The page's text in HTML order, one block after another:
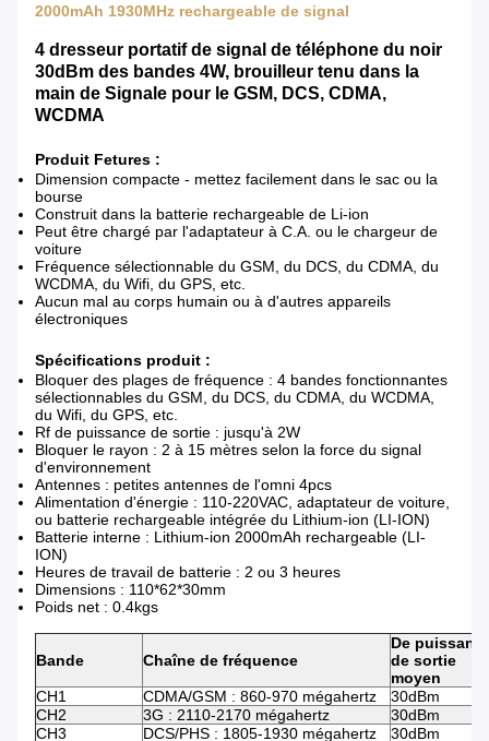
2000mAh 1930MHz rechargeable de signal
4 dresseur portatif de signal de téléphone du noir
30dBm des bandes 4W, brouilleur tenu dans la
main de Signale pour le GSM, DCS, CDMA,
WCDMA
Produit Fetures :
Dimension compacte - mettez facilement dans le sac ou la
bourse
Construit dans la batterie rechargeable de Li-ion
Peut être chargé par l'adaptateur à C.A. ou le chargeur de
voiture
Fréquence sélectionnable du GSM, du DCS, du CDMA, du
WCDMA, du Wifi, du GPS, etc.
Aucun mal au corps humain ou à d'autres appareils
électroniques
Spécifications produit :
Bloquer des plages de fréquence : 4 bandes fonctionnantes
sélectionnables du GSM, du DCS, du CDMA, du WCDMA,
du Wifi, du GPS, etc.
Rf de puissance de sortie : jusqu'à 2W
Bloquer le rayon : 2 à 15 mètres selon la force du signal
d'environnement
Antennes : petites antennes de l'omni 4pcs
Alimentation d'énergie : 110-220VAC, adaptateur de voiture,
ou batterie rechargeable intégrée du Lithium-ion (LI-ION)
Batterie interne : Lithium-ion 2000mAh rechargeable (LI-
ION)
Heures de travail de batterie : 2 ou 3 heures
Dimensions : 110*62*30mm
Poids net : 0.4kgs
Bande Chaîne de fréquence
De
de sortie
moyen
CH1
CDMA/GSM : 860-970 mégahertz
30dBm
CH2
3G : 2110-2170 mégahertz
30dBm
CH3
DCS/PHS : 1805-1930 mégahertz 30dBm